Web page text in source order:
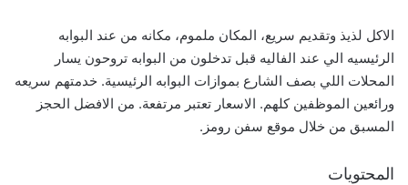
الاكل لذيذ وتقديم سريع، المكان ملموم، مكانه من عند البوابه
الرئيسيه الي عند الفاليه قبل تدخلون من البوابه تروحون يسار
المحلات اللي بصف الشارع بموازات البوابه الرئيسية. خدمتهم سريعه
ورائعين الموظفين كلهم. الاسعار تعتبر مرتفعة. من الافضل الحجز
المسبق من خلال موقع سفن رومز.
المحتويات